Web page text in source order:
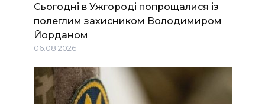
Сьогодні в Ужгороді попрощалися із
полеглим захисником Володимиром
Йорданом
06.08.2026